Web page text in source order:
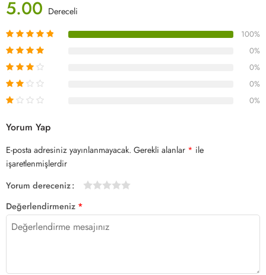
5.00 Dereceli
100%
0%
0%
0%
0%
Yorum Yap
E-posta adresiniz yayınlanmayacak. Gerekli alanlar * ile
işaretlenmişlerdir
Yorum dereceniz
Değerlendirmeniz *